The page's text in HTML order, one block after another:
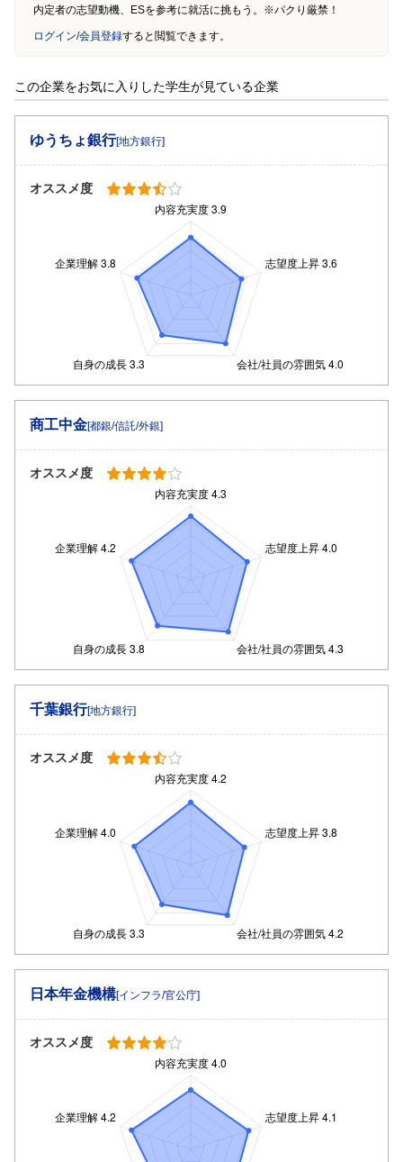
内定者の志望動機、ESを参考に就活に挑もう。※パクり厳禁！
ログイン/会員登録すると閲覧できます。
この企業をお気に入りした学生が見ている企業
ゆうちょ銀行[地方銀行]
オススメ度
商工中金[都銀/信託/外銀]
オススメ度
千葉銀行[地方銀行]
オススメ度
日本年金機構[インフラ/官公庁]
オススメ度